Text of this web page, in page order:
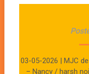
03-05-2026 | MJC
– Nancy / harsh